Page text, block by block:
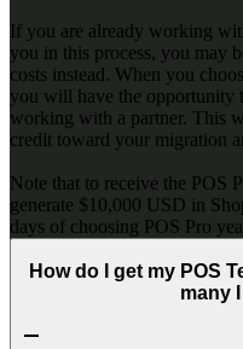
If you are already working
you in this process, you may
costs instead. When you
you will have the opportunity
working with a partner. This
credit toward your migration
Note that to receive the POS
generate $10,000 USD in
days of choosing POS Pro
How do I get my POS
many